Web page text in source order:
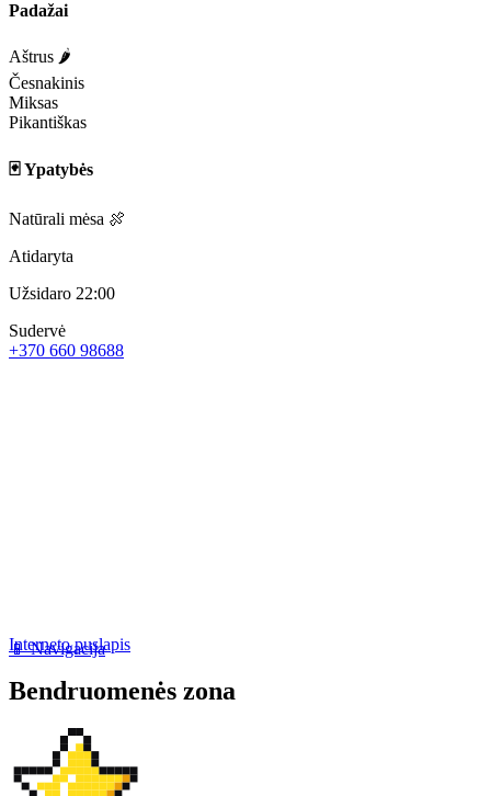
Padažai
Aštrus 🌶️
Česnakinis
Miksas
Pikantiškas
🃏 Ypatybės
Natūrali mėsa 🍖
Atidaryta
Užsidaro 22:00
Sudervė
+370 660 98688
📱 Navigacija
Interneto puslapis
Bendruomenės zona